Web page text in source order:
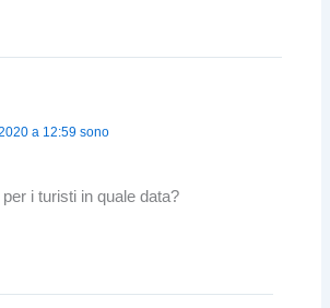
a 12:59 sono
per i turisti in quale data?